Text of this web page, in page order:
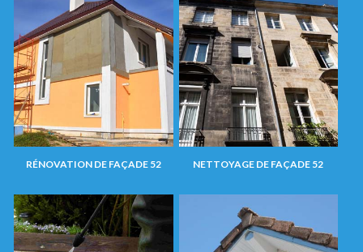
RÉNOVATION DE FAÇADE 52 NETTOYAGE DE FAÇADE 52